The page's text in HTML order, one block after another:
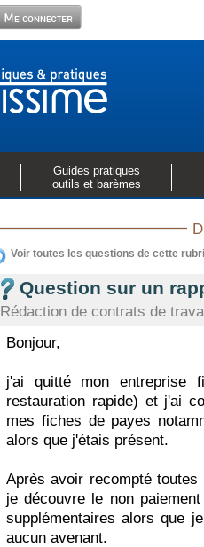
Guides pratiques
outils et barèmes
Voir toutes les questions de cette
Question sur un
Rédaction de contrats de
Bonjour,
j'ai quitté mon entreprise
restauration rapide) et j'ai
mes fiches de payes
alors que j'étais présent.
Après avoir recompté
je découvre le non
supplémentaires alors que
aucun avenant.